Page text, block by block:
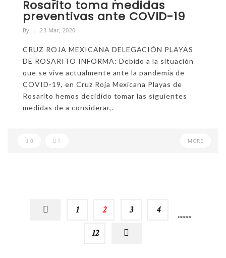
Rosarito toma medidas
preventivas ante COVID-19
By 23 Mar, 2020
CRUZ ROJA MEXICANA DELEGACIÓN PLAYAS
DE ROSARITO INFORMA: Debido a la situación
que se vive actualmente ante la pandemia de
COVID-19, en Cruz Roja Mexicana Playas de
Rosarito hemos decidido tomar las siguientes
medidas de a considerar,.
0 1 MORE
1 2 3 4
12